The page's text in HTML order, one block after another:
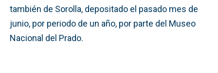
también de Sorolla, depositado el pasado mes de
junio, por periodo de un año, por parte del Museo
Nacional del Prado.